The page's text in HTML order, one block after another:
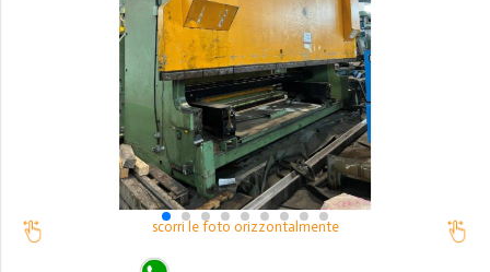
scorri le foto orizzontalmente